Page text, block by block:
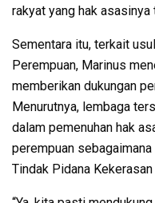
rakyat yang hak asasinya
Sementara itu, terkait
Perempuan, Marinus
memberikan dukungan
Menurutnya, lembaga
dalam pemenuhan hak
perempuan
Tindak Pidana